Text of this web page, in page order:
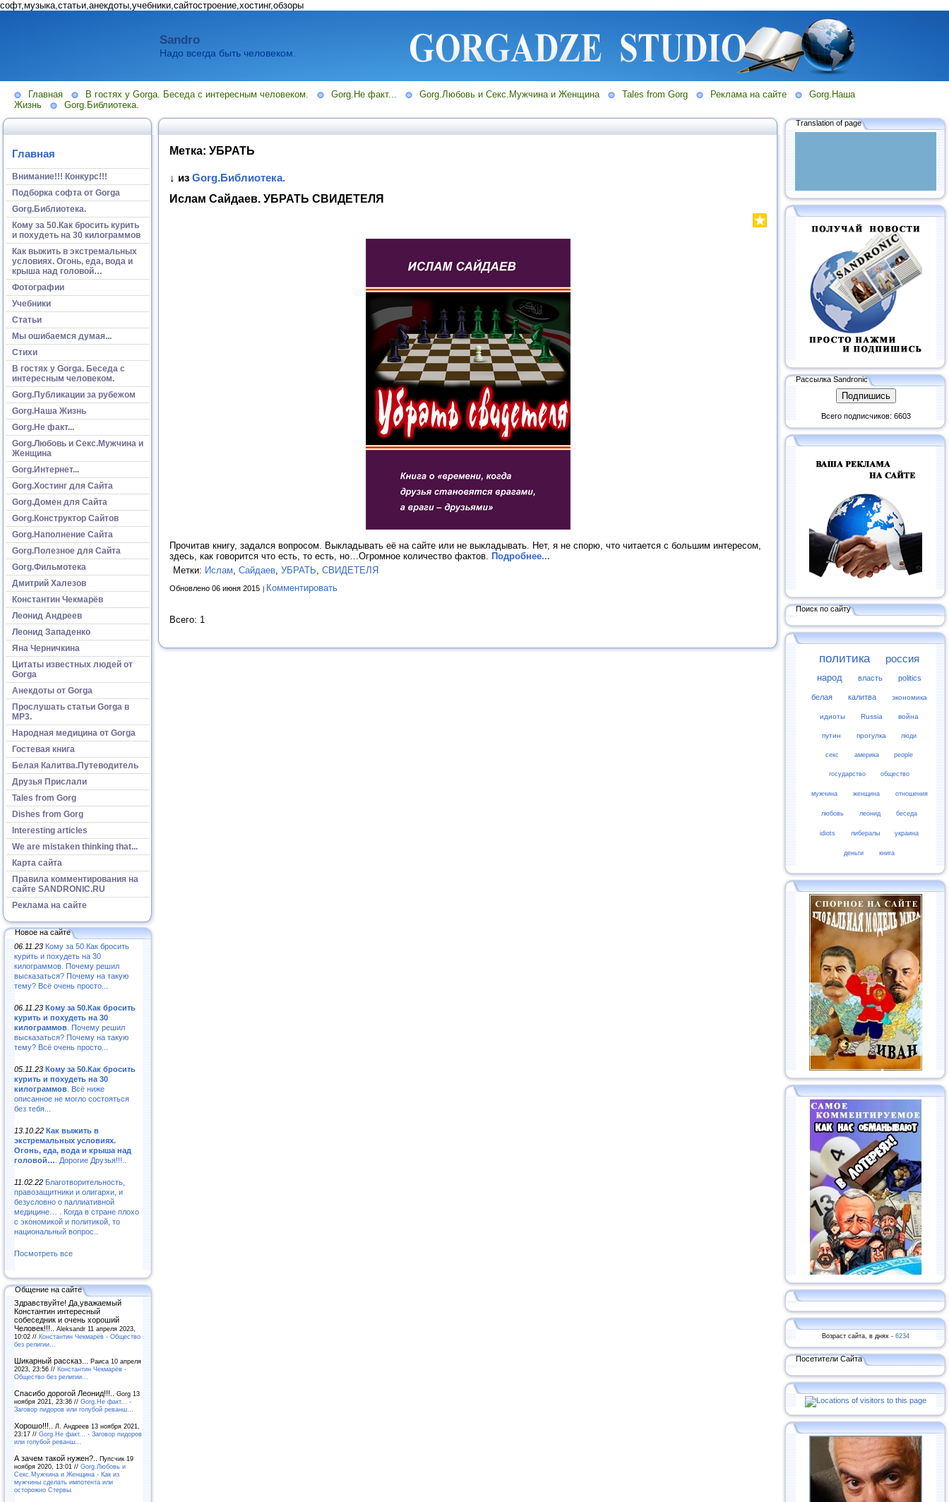
софт,музыка,статьи,анекдоты,учебники,сайтостроение,хостинг,обзоры
Sandro
Надо всегда быть человеком.
Главная В гостях у Gorga. Беседа с интересным человеком. Gorg.Не факт... Gorg.Любовь и Секс.Мужчина и Женщина Tales from Gorg Реклама на сайте
Gorg.Наша
Жизнь
Gorg.Библиотека.
Главная
Внимание!!! Конкурс!!!
Подборка софта от Gorga
Gorg.Библиотека.
Кому за 50.Как бросить курить
и похудеть на 30 килограммов
Как выжить в экстремальных
условиях. Огонь, еда, вода и
крыша над головой…
Фотографии
Учебники
Статьи
Мы ошибаемся думая...
Стихи
В гостях у Gorga. Беседа с
интересным человеком.
Gorg.Публикации за рубежом
Gorg.Наша Жизнь
Gorg.Не факт...
Gorg.Любовь и Секс.Мужчина и
Женщина
Gorg.Интернет...
Gorg.Хостинг для Сайта
Gorg.Домен для Сайта
Gorg.Конструктор Сайтов
Gorg.Наполнение Сайта
Gorg.Полезное для Сайта
Gorg.Фильмотека
Дмитрий Халезов
Константин Чекмарёв
Леонид Андреев
Леонид Западенко
Яна Черничкина
Цитаты известных людей от
Gorga
Анекдоты от Gorga
Прослушать статьи Gorga в
МР3.
Народная медицина от Gorga
Гостевая книга
Белая Калитва.Путеводитель
Друзья Прислали
Tales from Gorg
Dishes from Gorg
Interesting articles
We are mistaken thinking that...
Карта сайта
Правила комментирования на
сайте SANDRONIC.RU
Реклама на сайте
Новое на сайте
06.11.23 Кому за 50.Как бросить
курить и похудеть на 30
килограммов. Почему решил
высказаться? Почему на такую
тему? Всё очень просто...
06.11.23 Кому за 50.Как бросить
курить и похудеть на 30
килограммов . Почему решил
высказаться? Почему на такую
тему? Всё очень просто...
05.11.23 Кому за 50.Как бросить
курить и похудеть на 30
килограммов . Всё ниже
описанное не могло состояться
без тебя...
13.10.22 Как выжить в
экстремальных условиях.
Огонь, еда, вода и крыша над
головой… . Дорогие Друзья!!!..
11.02.22 Благотворительность,
правозащитники и олигархи, и
безусловно о паллиативной
медицине… . Когда в стране плохо
с экономикой и политикой, то
национальный вопрос..
Посмотреть все
Общение на сайте
Здравствуйте! Да,уважаемый
Константин интересный
собеседник и очень хороший
Человек!!!.. Aleksandr 11 апреля 2023,
10:02 // Константин Чекмарёв - Общество
без религии...
Шикарный рассказ... Раиса 10 апреля
2023, 23:56 // Константин Чекмарёв -
Общество без религии...
Спасибо дорогой Леонид!!!.. Gorg 13
ноября 2021, 23:36 // Gorg.Не факт... -
Заговор пидоров или голубой реванш…
Хорошо!!!..
Л. Андреев 13 ноября 2021,
23:17 // Gorg.Не факт... - Заговор пидоров
или голубой реванш…
А зачем такой нужен?.. Пупсчик 19
ноября 2020, 13:01 // Gorg.Любовь и
Секс.Мужчина и Женщина - Как из
мужчины сделать импотента или
осторожно Стервы.
Метка: УБРАТЬ
↓ из Gorg.Библиотека.
Ислам Сайдаев. УБРАТЬ СВИДЕТЕЛЯ
Прочитав книгу, задался вопросом. Выкладывать её на сайте или не выкладывать. Нет, я не спорю, что читается с большим интересом,
здесь, как говорится что есть, то есть, но…Огромное количество фактов. Подробнее...
Метки: Ислам, Сайдаев, УБРАТЬ, СВИДЕТЕЛЯ
Обновлено 06 июня 2015 Комментировать
Всего: 1
Translation of page
Рассылка Sandronic
Всего подписчиков: 6603
Поиск по сайту
политика россия
народ власть politics
белая калитва экономика
идиоты Russia война
путин прогулка люди
секс америка people
государство общество
мужчина женщина отношения
любовь леонид беседа
idiots либералы украина
деньги книга
Возраст сайта, в днях - 6234
Посетители Сайта